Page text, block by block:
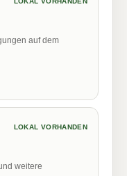
auf dem
LOKAL VORHANDEN
weitere